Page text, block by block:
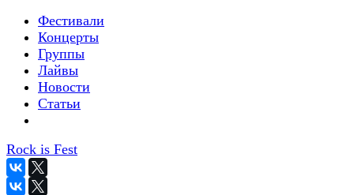
Фестивали
Концерты
Группы
Лайвы
Новости
Статьи
Rock is Fest